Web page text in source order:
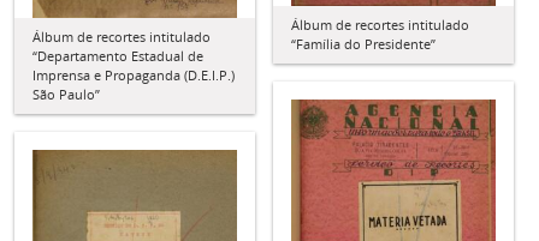
Álbum de recortes intitulado
“Departamento Estadual de
Imprensa e Propaganda (D.E.I.P.)
São Paulo”
Álbum de recortes intitulado
“Família do Presidente”